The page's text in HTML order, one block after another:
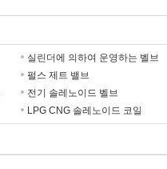
실린더에 의하여 운영하는 벨브
펄스 제트 밸브
전기 솔레노이드 벨브
LPG CNG 솔레노이드 코일